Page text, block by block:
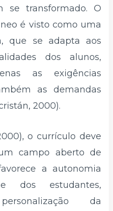
se transformado. O
é visto como uma
que se adapta aos
dos alunos,
as exigências
as demandas
2000).
o currículo deve
campo aberto de
a autonomia
dos estudantes,
da